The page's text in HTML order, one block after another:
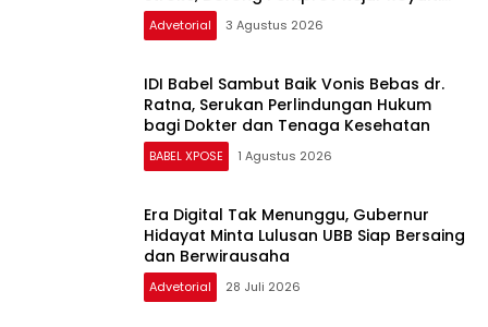
IDI Babel Sambut Baik Vonis Bebas dr.
Ratna, Serukan Perlindungan Hukum
BABEL XPOSE 1 Agustus 2026
Era Digital Tak Menunggu, Gubernur
Hidayat Minta Lulusan UBB Siap Bersaing
Advetorial 28 Juli 2026
“Kami Kawal Sampai Pengadilan”, Kuasa
Hukum Ibu Suri Wakanda Ungkap